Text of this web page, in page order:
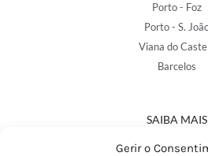
Gerir o
Porto - Foz
Porto - S.
Viana do
Barcelos
SAIBA MAIS
Política de